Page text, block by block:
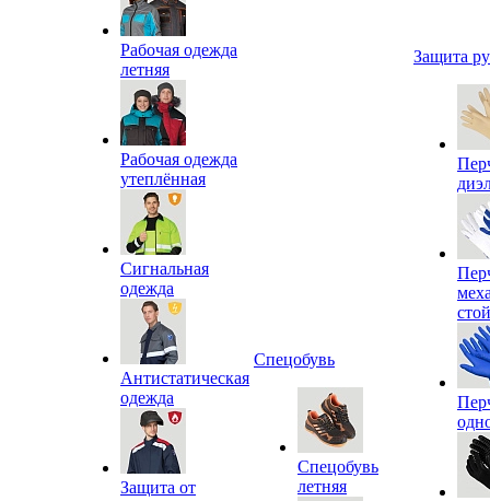
Рабочая одежда
летняя
Рабочая одежда
утеплённая
Сигнальная
одежда
Антистатическая
одежда
Защита от
Спецобувь
Спецобувь
летняя
Защита